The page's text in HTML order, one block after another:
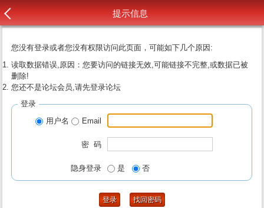
提示信息
您没有登录或者您没有权限访问此页面，可能如下几个原因:
读取数据错误,原因：您要访问的链接无效,可能链接不完整,或数据已被
删除!
您还不是论坛会员,请先登录论坛
登录
用户名
Email
密 码
隐身登录 是 否